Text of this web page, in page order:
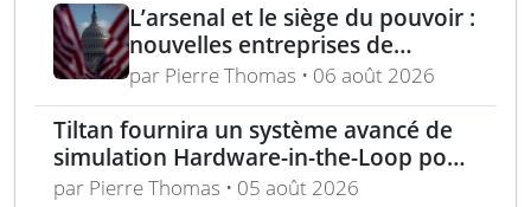
L’arsenal et le siège du pouvoir :
nouvelles entreprises de
défense, capital-risque et
politique industrielle des États
par Pierre Thomas • 06 août 2026
Tiltan fournira un système avancé de
simulation Hardware-in-the-Loop pour
un programme électro-optique IR
par Pierre Thomas • 05 août 2026